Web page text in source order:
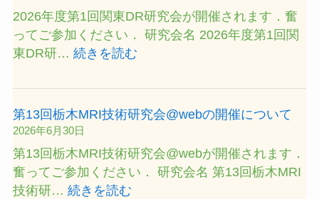
度
第
後
育
講
2026年度第1回関東DR研究会が開催されます．奮
ってご参加ください． 研究会名 2026年度第1回関
東DR研… 続きを読む:
年
度
1
回
第13回栃木MRI技術研究会@webの開催について
2026年6月30日
第13回栃木MRI技術研究会@webが開催されます．
奮ってご参加ください． 研究会名 第13回栃木MRI
技術研… 続きを読む: